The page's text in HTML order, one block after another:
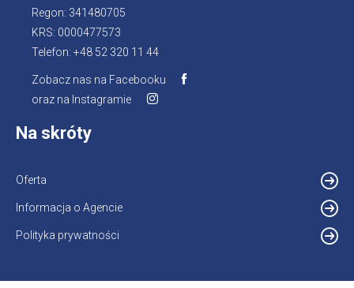
Regon: 341480705
KRS: 0000477573
Telefon: +48 52 320 11 44
Zobacz nas na Facebooku Otworzy
oraz na Instagramie Otworzy
Na skróty
Oferta
Informacja o Agencie
Polityka prywatności